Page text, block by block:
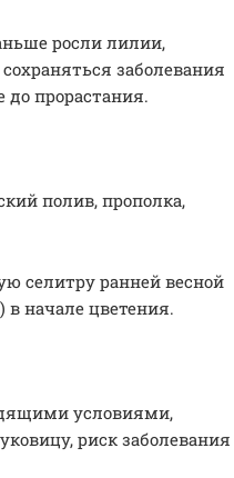
росли лилии,
заболевания
до прорастания.
полив, прополка,
селитру ранней весной
начале цветения.
условиями,
риск заболевания